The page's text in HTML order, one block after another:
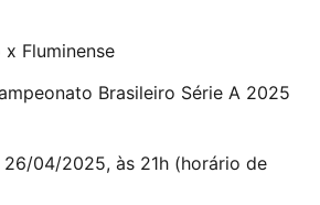
Fluminense
Brasileiro Série A 2025
26/04/2025, às 21h (horário de